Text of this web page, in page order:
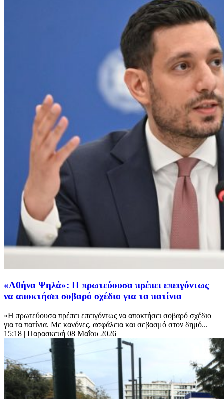
«Αθήνα Ψηλά»: Η πρωτεύουσα πρέπει επειγόντως
να αποκτήσει σοβαρό σχέδιο για τα πατίνια
«Η πρωτεύουσα πρέπει επειγόντως να αποκτήσει σοβαρό σχέδιο
για τα πατίνια. Με κανόνες, ασφάλεια και σεβασμό στον δημό...
15:18 | Παρασκευή 08 Μαΐου 2026